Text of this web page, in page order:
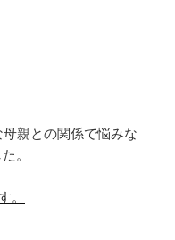
親との関係で悩みな
。
。